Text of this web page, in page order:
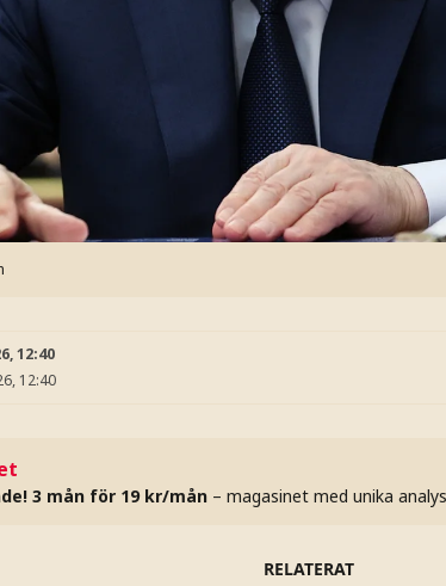
12:40
12:40
3 mån för 19 kr/mån – magasinet med unika
RELATERAT